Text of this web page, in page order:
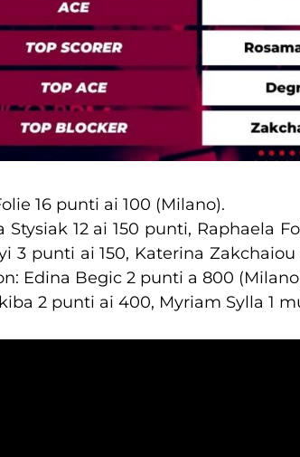
16 punti ai 100 (Milano).
Stysiak 12 ai 150 punti, Raphaela
3 punti ai 150, Katerina
Edina Begic 2 punti a 800
2 punti ai 400, Myriam Sylla 1